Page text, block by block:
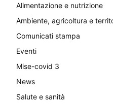
Alimentazione e nutrizione
Ambiente, agricoltura e
Comunicati stampa
Eventi
Mise-covid 3
News
Salute e sanità